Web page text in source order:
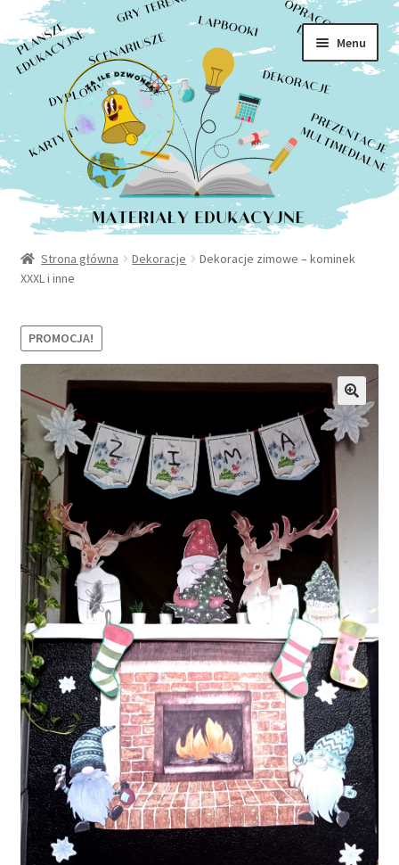
Przejdź
do
nawigacji
Przejdź
do
treści
Menu
Sklep
Rozwiń
menu
Moje konto
Kontakt
Strona główna Dekoracje
Dekoracje zimowe – kominek
XXXL i inne
PROMOCJA!